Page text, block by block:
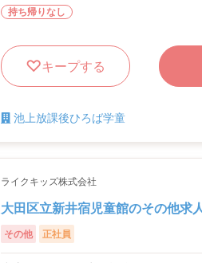
持ち帰りなし
キープする
池上放課後ひろば学童
ライクキッズ株式会社
大田区立新井宿児童館のその他求
その他 正社員